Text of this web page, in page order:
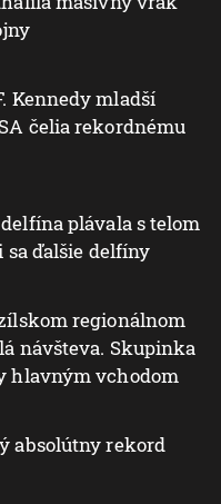
Kennedy mladší
čelia rekordnému
plávala s telom
ďalšie delfíny
regionálnom
návšteva. Skupinka
hlavným vchodom
absolútny rekord